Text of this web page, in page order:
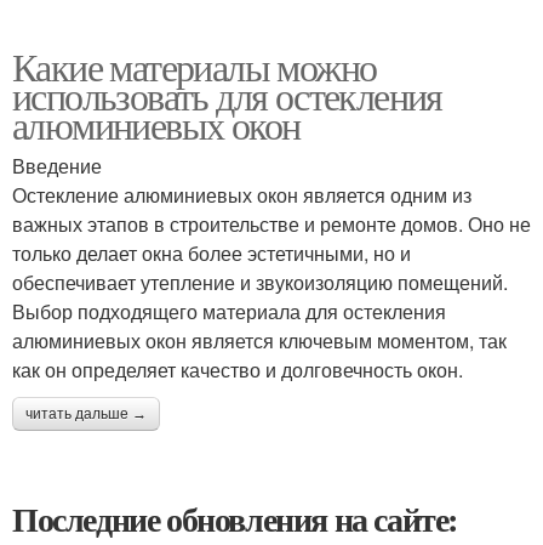
Какие материалы можно
использовать для остекления
алюминиевых окон
Введение
Остекление алюминиевых окон является одним из
важных этапов в строительстве и ремонте домов. Оно не
только делает окна более эстетичными, но и
обеспечивает утепление и звукоизоляцию помещений.
Выбор подходящего материала для остекления
алюминиевых окон является ключевым моментом, так
как он определяет качество и долговечность окон.
читать дальше →
Последние обновления на сайте: